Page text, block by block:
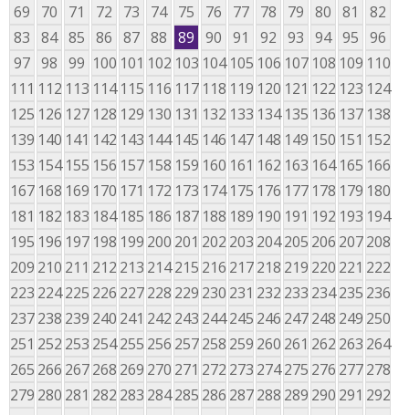
69
70 71 72 73 74 75 76 77 78 79 80 81
82
83 84 85 86 87 88 89 90 91 92 93 94 95 96
97 98 99 100 101 102 103 104 105 106 107 108 109 110
111 112 113 114 115 116 117 118 119 120 121 122 123 124
125 126 127 128 129 130 131 132 133 134 135 136 137 138
139 140 141 142 143 144 145 146 147 148 149 150 151 152
153 154 155 156 157 158 159 160 161 162 163 164 165 166
167 168 169 170 171 172 173 174 175 176 177 178 179 180
181 182 183 184 185 186 187 188 189 190 191 192 193 194
195 196 197 198 199 200 201 202 203 204205 206 207208
209 210 211 212 213 214215 216 217218 219 220 221 222
223 224225 226 227228 229 230 231 232 233 234235 236
237238 239 240 241 242 243 244245 246 247248 249 250
251 252 253 254255 256 257258 259 260 261 262 263 264
265 266 267268 269 270 271 272 273 274275 276 277278
279 280 281 282 283 284285 286 287288 289 290 291 292